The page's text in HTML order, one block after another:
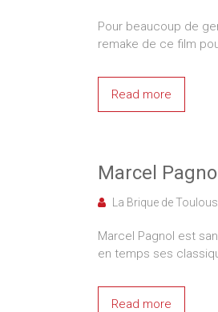
Pour beaucoup de
remake de ce film
Read more
Marcel Pagnol
La Brique de
Marcel Pagnol est
en temps ses
Read more